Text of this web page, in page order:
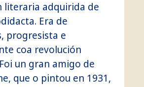
literaria adquirida de
Era de
progresista e
coa revolución
un gran amigo de
que o pintou en 1931,